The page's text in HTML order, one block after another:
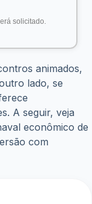
solicitado.
animados,
lado, se
A seguir, veja
econômico de
com